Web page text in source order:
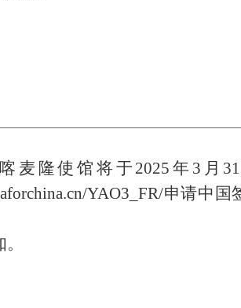
麦隆使馆将于 2025年3月
YAO3_FR/申请中